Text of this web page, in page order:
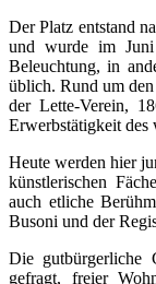
Der Platz entstand
und wurde im Juni
Beleuchtung, in
üblich. Rund um
der Lette-Verein,
Erwerbstätigkeit des
Heute werden hier
künstlerischen
auch etliche
Busoni und der
Die gutbürgerliche
gefragt, freier